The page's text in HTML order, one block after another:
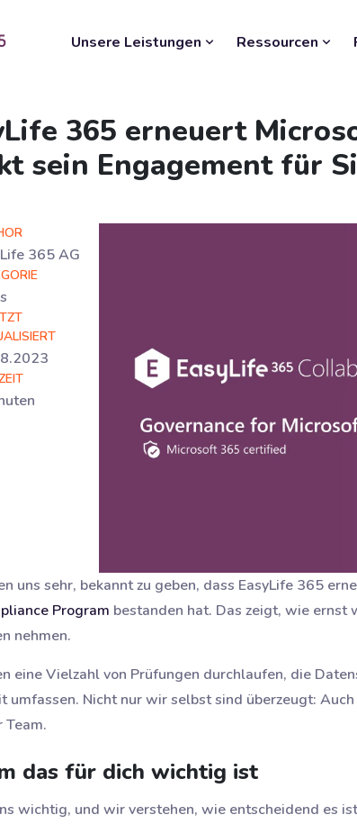
Unsere Leistungen Ressourcen
365 erneuert
sein Engagement für
365 AG
uns sehr, bekannt zu geben, dass EasyLife 365
Program bestanden hat. Das zeigt, wie ernst
nehmen.
eine Vielzahl von Prüfungen durchlaufen, die
umfassen. Nicht nur wir selbst sind überzeugt:
Team.
das für dich wichtig ist
wichtig, und wir verstehen, wie entscheidend es